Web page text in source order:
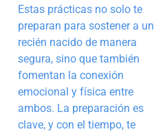
Estas prácticas no solo te
preparan para sostener a un
recién nacido de manera
segura, sino que también
fomentan la conexión
emocional y física entre
ambos. La preparación es
clave, y con el tiempo, te